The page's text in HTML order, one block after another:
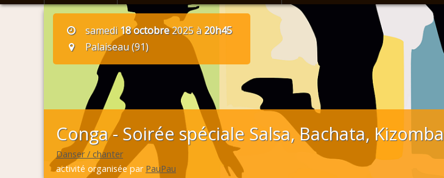
samedi 18 octobre2025 à20h45
Palaiseau (91)
Conga - Soirée spéciale Salsa, Bachata, Kizomba
Danser / chanter
activité organisée par PauPau